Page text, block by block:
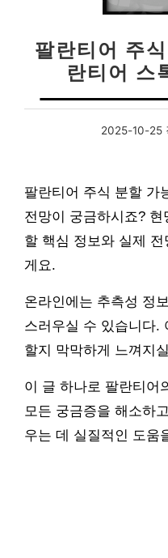
팔란티어 주
란티어 스
2025-10-25
팔란티어 주식 분할 가
전망이 궁금하시죠?
할 핵심 정보와 실제
게요.
온라인에는 추측성 정
스러우실 수 있습니다.
할지 막막하게 느껴지
이 글 하나로 팔란티어
모든 궁금증을 해소하
우는 데 실질적인 도움